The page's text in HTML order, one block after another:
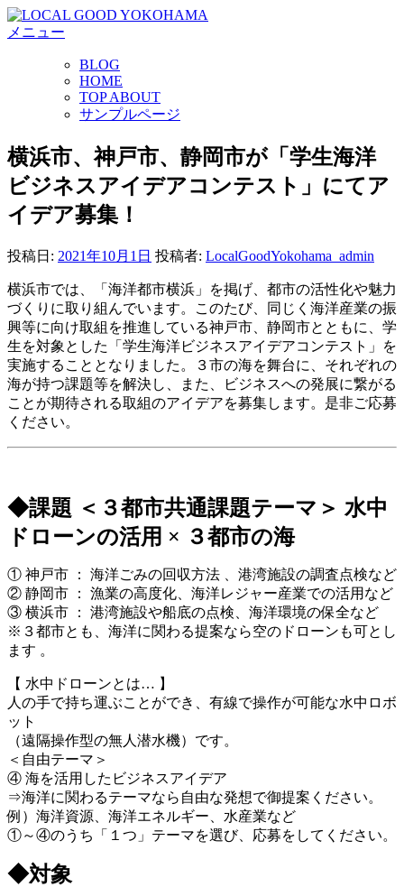
コ
ン
キ
ッ
プ
メニュー
BLOG
HOME
TOP ABOUT
サンプルページ
横浜市、神戸市、静岡市が「学生海洋
ビジネスアイデアコンテスト」にてア
イデア募集！
投稿日: 2021年10月1日 投稿者: LocalGoodYokohama_admin
横浜市では、「海洋都市横浜」を掲げ、都市の活性化や魅力
づくりに取り組んでいます。このたび、同じく海洋産業の振
興等に向け取組を推進している神戸市、静岡市とともに、学
生を対象とした「学生海洋ビジネスアイデアコンテスト」を
実施することとなりました。３市の海を舞台に、それぞれの
海が持つ課題等を解決し、また、ビジネスへの発展に繋がる
ことが期待される取組のアイデアを募集します。是非ご応募
ください。
◆課題 ＜３都市共通課題テーマ＞ 水中
ドローンの活用 × ３都市の海
① 神戸市 ： 海洋ごみの回収方法 、港湾施設の調査点検など
② 静岡市 ： 漁業の高度化、海洋レジャー産業での活用など
③ 横浜市 ： 港湾施設や船底の点検、海洋環境の保全など
※３都市とも、海洋に関わる提案なら空のドローンも可とし
ます 。
【 水中ドローンとは… 】
人の手で持ち運ぶことができ、有線で操作が可能な水中ロボ
ット
（遠隔操作型の無人潜水機）です。
＜自由テーマ＞
④ 海を活用したビジネスアイデア
⇒海洋に関わるテーマなら自由な発想で御提案ください。
例）海洋資源、海洋エネルギー、水産業など
①～④のうち「１つ」テーマを選び、応募をしてください。
◆対象